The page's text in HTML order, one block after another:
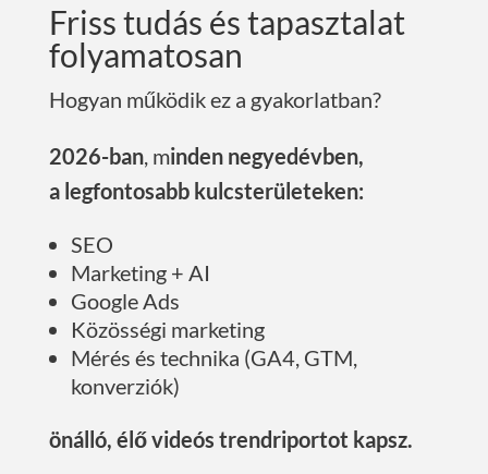
Friss tudás és tapasztalat
folyamatosan
Hogyan működik ez a gyakorlatban?
2026-ban, minden negyedévben,
a legfontosabb kulcsterületeken:
SEO
Marketing + AI
Google Ads
Közösségi marketing
Mérés és technika (GA4, GTM,
konverziók)
önálló, élő videós trendriportot kapsz.